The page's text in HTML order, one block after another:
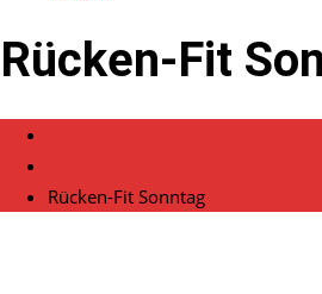
Rücken-Fit
Rücken-Fit Sonntag